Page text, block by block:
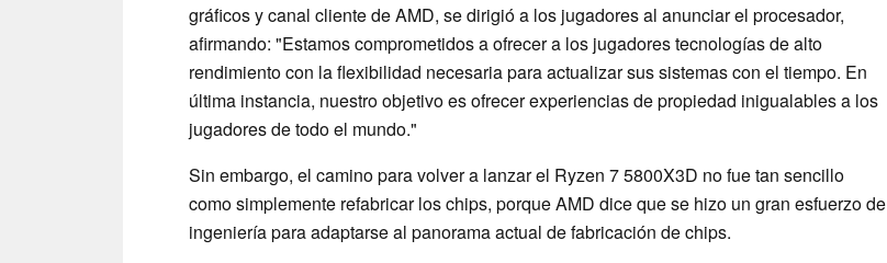
gráficos y canal cliente de AMD, se dirigió a los jugadores al anunciar el procesador,
afirmando: "Estamos comprometidos a ofrecer a los jugadores tecnologías de alto
rendimiento con la flexibilidad necesaria para actualizar sus sistemas con el tiempo. En
última instancia, nuestro objetivo es ofrecer experiencias de propiedad inigualables a los
jugadores de todo el mundo."
Sin embargo, el camino para volver a lanzar el Ryzen 7 5800X3D no fue tan sencillo
como simplemente refabricar los chips, porque AMD dice que se hizo un gran esfuerzo de
ingeniería para adaptarse al panorama actual de fabricación de chips.